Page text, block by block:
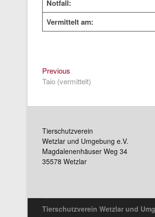
Notfall:
Vermittelt am:
Beitragsnavigation
Previous
post:
Taio (vermittelt)
Tierschutzverein
Wetzlar und Umgebung e.V.
Magdalenenhäuser Weg 34
35578 Wetzlar
Tierschutzverein Wetzlar und